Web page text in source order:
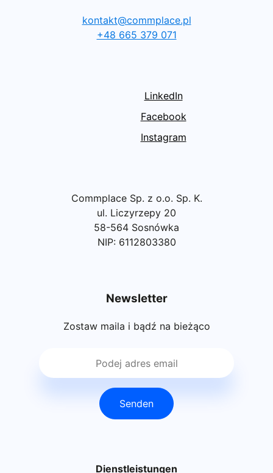
kontakt@commplace.pl
+48 665 379 071
LinkedIn
Facebook
Instagram
Commplace Sp. z o.o. Sp. K.
ul. Liczyrzepy 20
58-564 Sosnówka
NIP: 6112803380
Newsletter
Zostaw maila i bądź na bieżąco
Senden
Dienstleistungen